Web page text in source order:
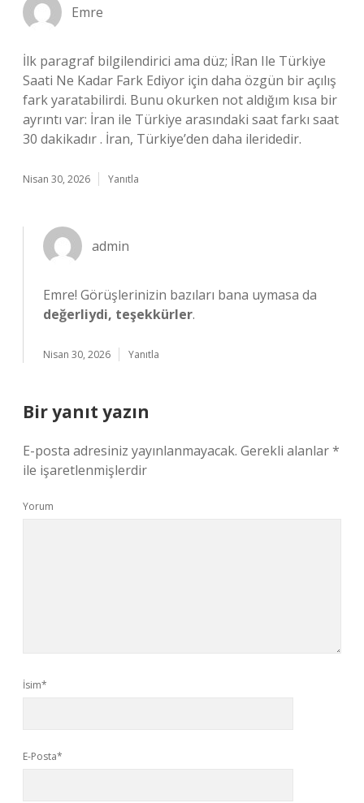
Emre
İlk paragraf bilgilendirici ama düz; İRan Ile Türkiye
Saati Ne Kadar Fark Ediyor için daha özgün bir açılış
fark yaratabilirdi. Bunu okurken not aldığım kısa bir
ayrıntı var: İran ile Türkiye arasındaki saat farkı saat
30 dakikadır . İran, Türkiye’den daha ileridedir.
Nisan 30, 2026 Yanıtla
admin
Emre! Görüşlerinizin bazıları bana uymasa da
değerliydi, teşekkürler.
Nisan 30, 2026 Yanıtla
Bir yanıt yazın
E-posta adresiniz yayınlanmayacak. Gerekli alanlar*
ile işaretlenmişlerdir
Yorum
İsim*
E-Posta*